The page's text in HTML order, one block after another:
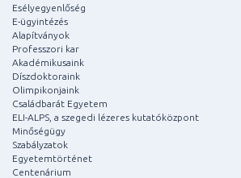
Esélyegyenlőség
E-ügyintézés
Alapítványok
Professzori kar
Akadémikusaink
Díszdoktoraink
Olimpikonjaink
Családbarát Egyetem
ELI-ALPS, a szegedi lézeres kutatóközpont
Minőségügy
Szabályzatok
Egyetemtörténet
Centenárium